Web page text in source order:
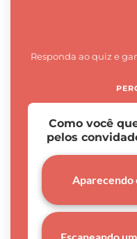
Responda ao quiz e
Como você
pelos
Aparecendo